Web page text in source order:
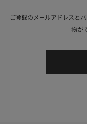
ご登録のメールアドレスと
物が